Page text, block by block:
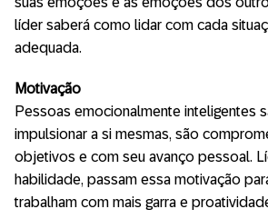
líder saberá como lidar com cada
adequada.
Motivação
Pessoas emocionalmente inteligentes
impulsionar a si mesmas, são
objetivos e com seu avanço pessoal.
habilidade, passam essa motivação
trabalham com mais garra e